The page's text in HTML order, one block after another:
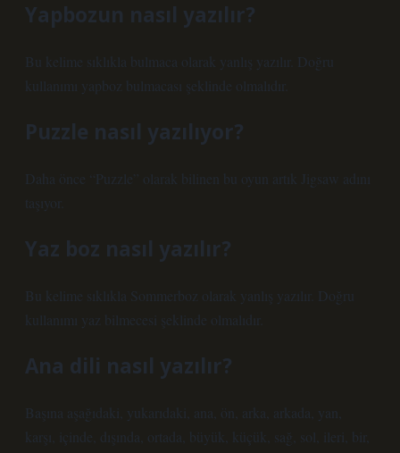
Yapbozun nasıl yazılır?
Bu kelime sıklıkla bulmaca olarak yanlış yazılır. Doğru
kullanımı yapboz bulmacası şeklinde olmalıdır.
Puzzle nasıl yazılıyor?
Daha önce “Puzzle” olarak bilinen bu oyun artık Jigsaw adını
taşıyor.
Yaz boz nasıl yazılır?
Bu kelime sıklıkla Sommerboz olarak yanlış yazılır. Doğru
kullanımı yaz bilmecesi şeklinde olmalıdır.
Ana dili nasıl yazılır?
Başına aşağıdaki, yukarıdaki, ana, ön, arka, arkada, yan,
karşı, içinde, dışında, ortada, büyük, küçük, sağ, sol, ileri, bir,